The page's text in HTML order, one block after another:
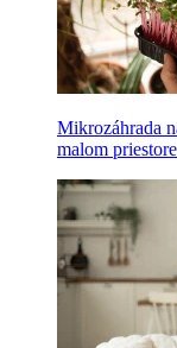
Mikrozáhrada
malom